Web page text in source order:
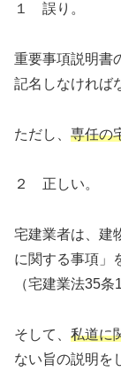
１ 誤り。
重要事項説明書
記名しなければ
ただし、 専任の
２ 正しい。
宅建業者は、建
に関する事項」
（宅建業法35条
そして、 私道に
ない旨の説明を